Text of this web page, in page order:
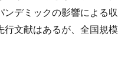
ンデミックの影響による
行文献はあるが、全国規